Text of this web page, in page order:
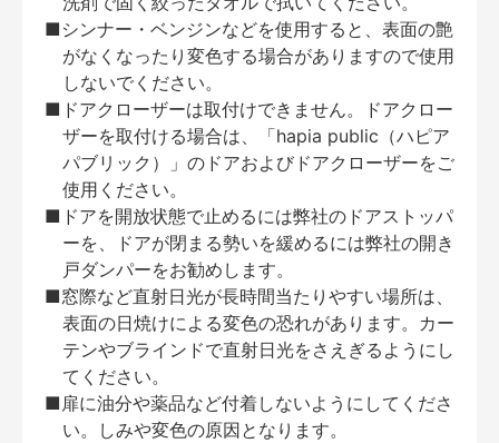
■シンナー・ベンジンなどを使用すると、表面の艶
がなくなったり変色する場合がありますので使用
しないでください。
■ドアクローザーは取付けできません。ドアクロー
ザーを取付ける場合は、「hapia public（ハピア
パブリック）」のドアおよびドアクローザーをご
使用ください。
■ドアを開放状態で止めるには弊社のドアストッパ
ーを、ドアが閉まる勢いを緩めるには弊社の開き
戸ダンパーをお勧めします。
■窓際など直射日光が長時間当たりやすい場所は、
表面の日焼けによる変色の恐れがあります。カー
テンやブラインドで直射日光をさえぎるようにし
てください。
■扉に油分や薬品など付着しないようにしてくださ
い。しみや変色の原因となります。